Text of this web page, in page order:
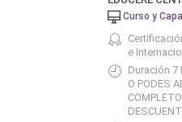
Curso y
e
Duración 7
O PODES